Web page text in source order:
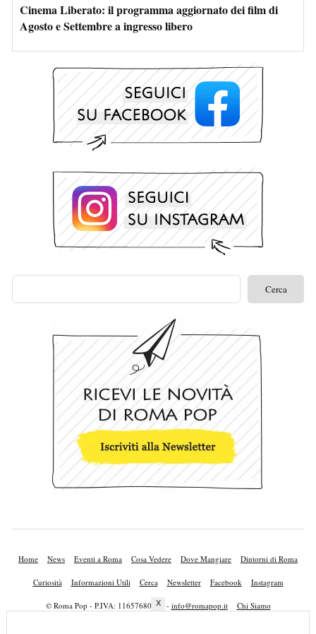
Cinema Liberato: il programma aggiornato dei film di
Agosto e Settembre a ingresso libero
Home News Eventi a Roma Cosa Vedere Dove Mangiare Dintorni di Roma
Curiosità Informazioni Utili Cerca Newsletter Facebook Instagram
© Roma Pop - P.IVA: 11657680010 - info@romapop.it Chi Siamo
X